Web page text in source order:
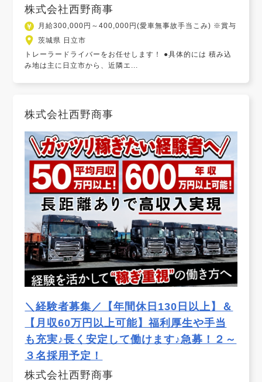
株式会社西野商事
月給300,000円～400,000円(愛車無事故手当こみ) ※賞与
茨城県 日立市
トレーラードライバーをお任せします！ ●具体的には 積み込
み地は主に日立市から、近隣エ...
株式会社西野商事
＼経験者募集／【年間休日130日以上】＆
【月収60万円以上可能】福利厚生や手当
も充実♪長く安定して働けます♪急募！２～
３名採用予定！
株式会社西野商事